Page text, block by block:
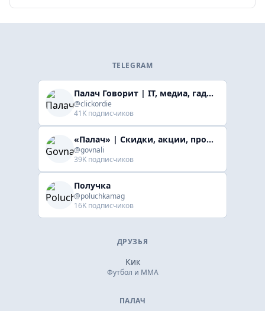
TELEGRAM
Палач Говорит | IT, медиа, гaджеты, скидки
@clickordie
41K подписчиков
«Палач» | Скидки, акции, промокоды
@govnali
39K подписчиков
Получка
@poluchkamag
16K подписчиков
ДРУЗЬЯ
Кик
Футбол и ММА
ПАЛАЧ